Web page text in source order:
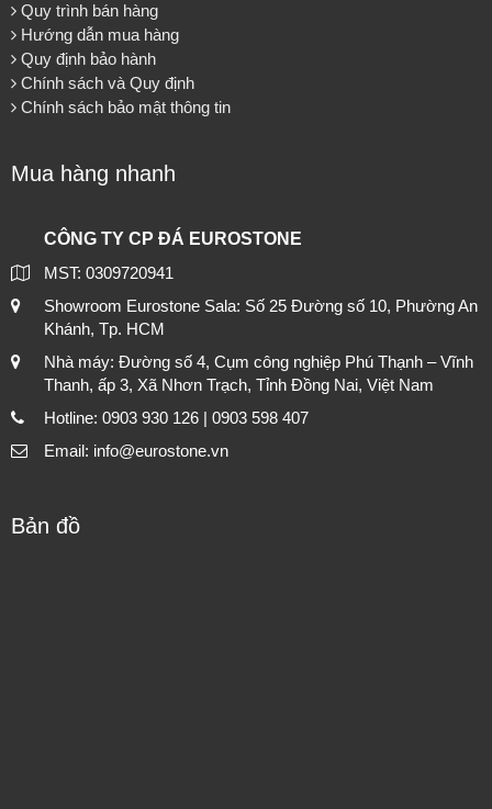
Quy trình bán hàng
Hướng dẫn mua hàng
Quy định bảo hành
Chính sách và Quy định
Chính sách bảo mật thông tin
Mua hàng nhanh
CÔNG TY CP ĐÁ EUROSTONE
MST: 0309720941
Showroom Eurostone Sala: Số 25 Đường số 10, Phường An
Khánh, Tp. HCM
Nhà máy: Đường số 4, Cụm công nghiệp Phú Thạnh – Vĩnh
Thanh, ấp 3, Xã Nhơn Trạch, Tỉnh Đồng Nai, Việt Nam
Hotline: 0903 930 126 | 0903 598 407
Email: info@eurostone.vn
Bản đồ